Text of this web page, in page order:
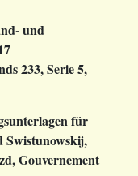
und
233, Serie 5,
für
Swistunowskij,
Gouvernement